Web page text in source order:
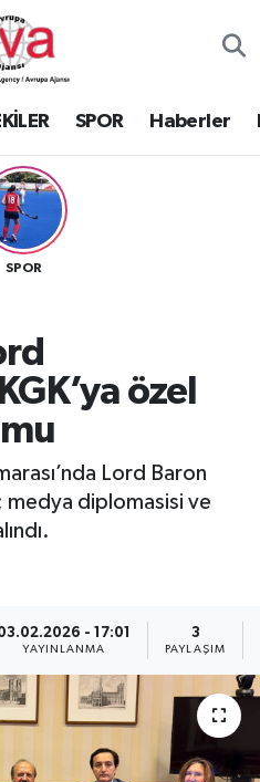
SPOR Haberler
SPOR
özel
Lord Baron
medya diplomasisi ve
- 17:01
YAYINLANMA
3
PAYLAŞIM
ve Fikstür